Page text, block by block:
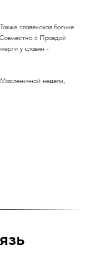
славянская богиня
с Правдой
у славян -
недели,